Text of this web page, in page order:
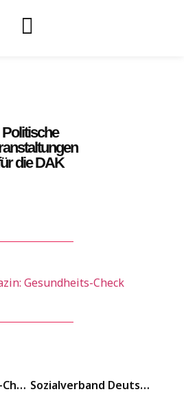
Politische
die DAK
Gesundheits-Check
Der Gesundheits-Check Sozialverband Deutschland e.V.